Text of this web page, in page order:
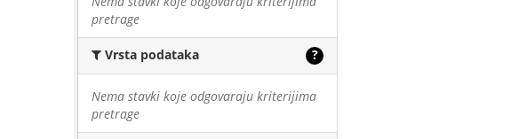
pretrage
Vrsta podataka ?
Nema stavki koje odgovaraju kriterijima
pretrage